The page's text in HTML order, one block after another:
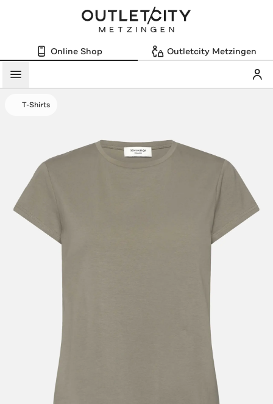
Online Shop Outletcity Metzingen
Menü
T-Shirts